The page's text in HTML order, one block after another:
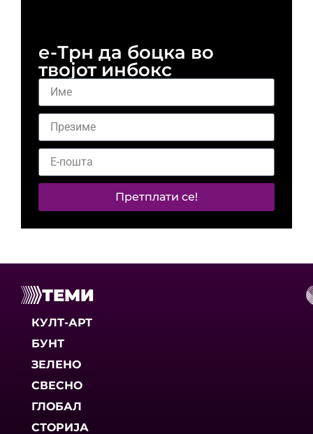
е-Трн да боцка во
твојот инбокс
Претплати се!
ТЕМИ
КУЛТ-АРТ
БУНТ
ЗЕЛЕНО
СВЕСНО
ГЛОБАЛ
СТОРИЈА